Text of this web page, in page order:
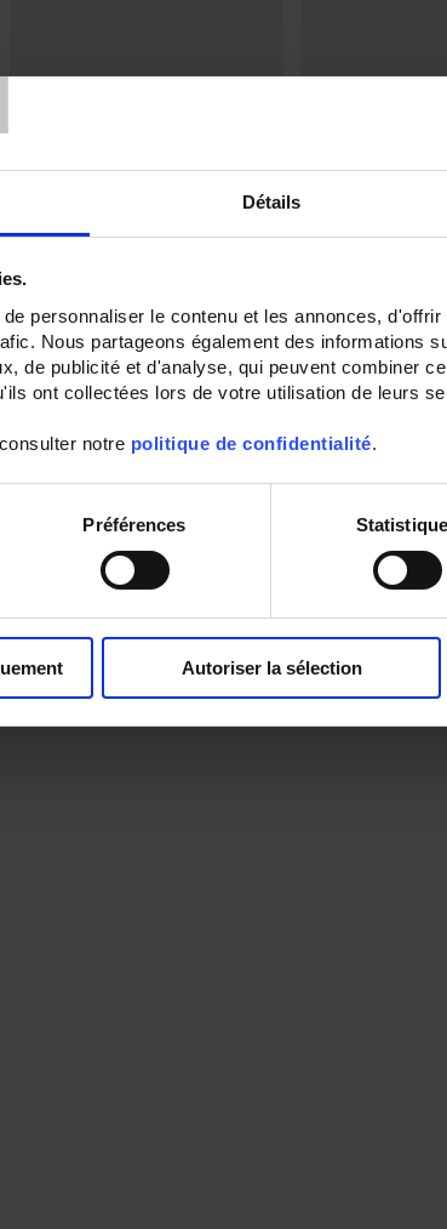
Détails
personnaliser le contenu et les annonces,
Nous partageons également des informations
de publicité et d'analyse, qui peuvent combiner
ont collectées lors de votre utilisation de leurs
notre politique de confidentialité.
Préférences
Autoriser la sélection
ENERIUM 150 RS485 +
Elektrische Energie - Management
Aufzeichnungskurven - Einzelne
Oberschwingungen
ENERIUM 200
Energieträger -
und Analog-